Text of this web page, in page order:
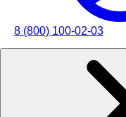
8 (800) 100-02-03